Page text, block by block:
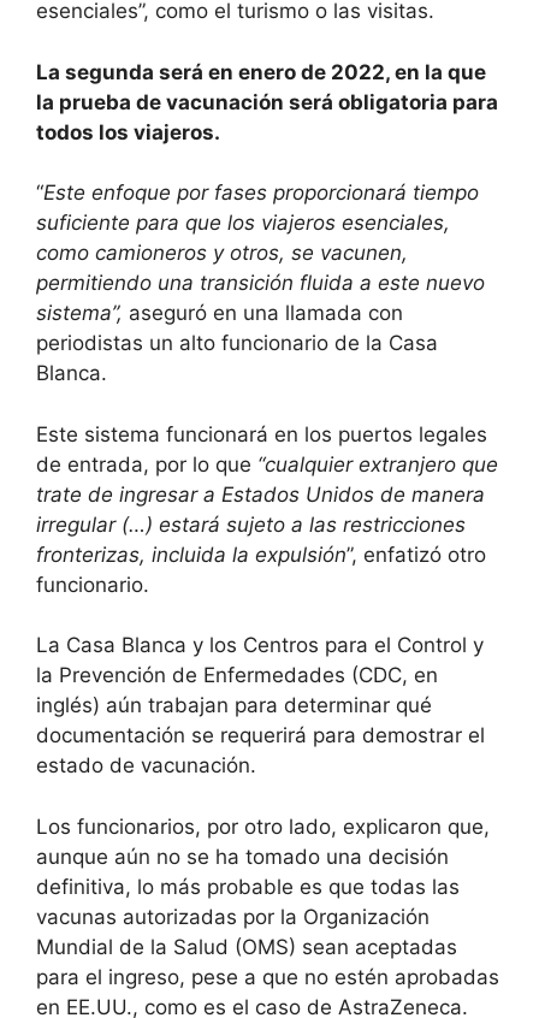
esenciales”, como el turismo o las visitas.
La segunda será en enero de 2022, en la que
la prueba de vacunación será obligatoria para
todos los viajeros.
“Este enfoque por fases proporcionará tiempo
suficiente para que los viajeros esenciales,
como camioneros y otros, se vacunen,
permitiendo una transición fluida a este nuevo
sistema”, aseguró en una llamada con
periodistas un alto funcionario de la Casa
Blanca.
Este sistema funcionará en los puertos legales
de entrada, por lo que “cualquier extranjero que
trate de ingresar a Estados Unidos de manera
irregular (…) estará sujeto a las restricciones
fronterizas, incluida la expulsión”, enfatizó otro
funcionario.
La Casa Blanca y los Centros para el Control y
la Prevención de Enfermedades (CDC, en
inglés) aún trabajan para determinar qué
documentación se requerirá para demostrar el
estado de vacunación.
Los funcionarios, por otro lado, explicaron que,
aunque aún no se ha tomado una decisión
definitiva, lo más probable es que todas las
vacunas autorizadas por la Organización
Mundial de la Salud (OMS) sean aceptadas
para el ingreso, pese a que no estén aprobadas
en EE.UU., como es el caso de AstraZeneca.